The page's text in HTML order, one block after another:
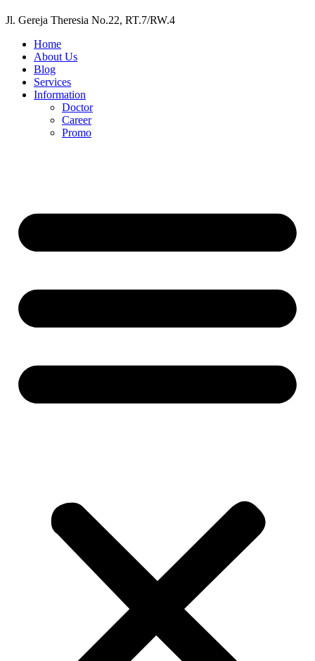
Jl. Gereja Theresia No.22, RT.7/RW.4
Home
About Us
Blog
Services
Information
Doctor
Career
Promo